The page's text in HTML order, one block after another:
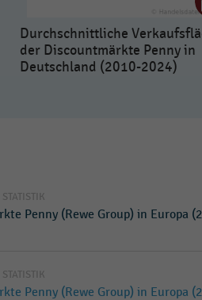
Durchschnittliche
der Discountmärkte Penny in
Deutschland (2010-2024)
| STATISTIK
Penny (Rewe Group) in Europa
| STATISTIK
Penny (Rewe Group) in Europa